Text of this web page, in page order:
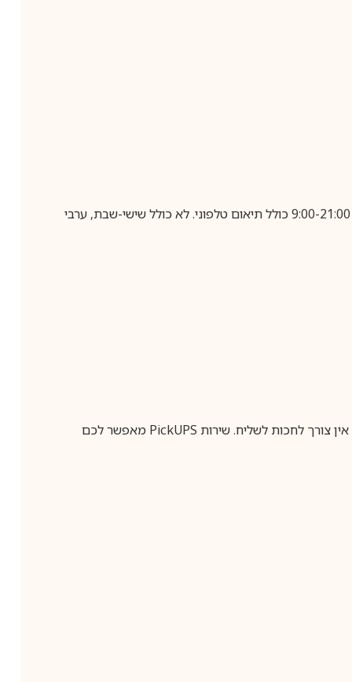
בביצוע הזמנה עד השעה 10:00 בימים א-ה, קבלת המשלוח תבוצע עד חמישה ימי עסקים מיום שלאחר ביצוע ההזמנה, בין השעות 9:00-21:00 כולל תיאום טלפוני. לא כולל שישי-שבת, ערבי
צורך לחכות לשליח. שירות PickUPS מאפשר לכם